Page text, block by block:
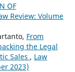
OF
Review: Volume
From
the Legal
Sales , Law
2023)